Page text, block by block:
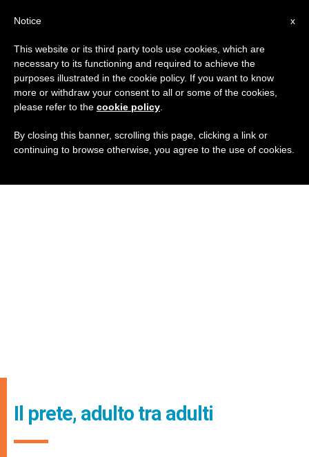
Il prete, adulto tra adulti
x
Notice
This website or its third party tools use cookies, which are
necessary to its functioning and required to achieve the
purposes illustrated in the cookie policy. If you want to know
more or withdraw your consent to all or some of the cookies,
please refer to the cookie policy
By closing this banner, scrolling this page, clicking a link or
continuing to browse otherwise, you agree to the use of cookies.